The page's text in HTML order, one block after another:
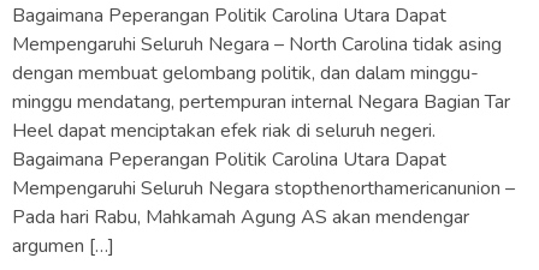
Bagaimana Peperangan Politik Carolina Utara Dapat
Mempengaruhi Seluruh Negara – North Carolina tidak asing
dengan membuat gelombang politik, dan dalam minggu-
minggu mendatang, pertempuran internal Negara Bagian Tar
Heel dapat menciptakan efek riak di seluruh negeri.
Bagaimana Peperangan Politik Carolina Utara Dapat
Mempengaruhi Seluruh Negara stopthenorthamericanunion –
Pada hari Rabu, Mahkamah Agung AS akan mendengar
argumen […]